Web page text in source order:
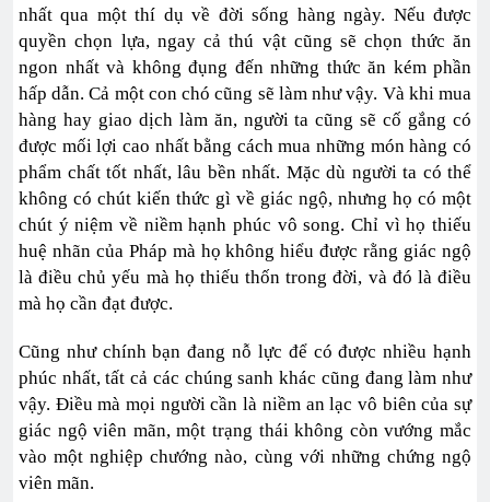
nhất qua một thí dụ về đời sống hàng ngày. Nếu được
quyền chọn lựa, ngay cả thú vật cũng sẽ chọn thức ăn
ngon nhất và không đụng đến những thức ăn kém phần
hấp dẫn. Cả một con chó cũng sẽ làm như vậy. Và khi mua
hàng hay giao dịch làm ăn, người ta cũng sẽ cố gắng có
được mối lợi cao nhất bằng cách mua những món hàng có
phẩm chất tốt nhất, lâu bền nhất. Mặc dù người ta có thể
không có chút kiến thức gì về giác ngộ, nhưng họ có một
chút ý niệm về niềm hạnh phúc vô song. Chỉ vì họ thiếu
huệ nhãn của Pháp mà họ không hiểu được rằng giác ngộ
là điều chủ yếu mà họ thiếu thốn trong đời, và đó là điều
mà họ cần đạt được.
Cũng như chính bạn đang nỗ lực để có được nhiều hạnh
phúc nhất, tất cả các chúng sanh khác cũng đang làm như
vậy. Điều mà mọi người cần là niềm an lạc vô biên của sự
giác ngộ viên mãn, một trạng thái không còn vướng mắc
vào một nghiệp chướng nào, cùng với những chứng ngộ
viên mãn.